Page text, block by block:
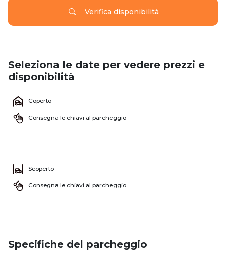
Verifica disponibilità
Seleziona le date per vedere prezzi e
disponibilità
Coperto
Consegna le chiavi al parcheggio
Scoperto
Consegna le chiavi al parcheggio
Specifiche del parcheggio